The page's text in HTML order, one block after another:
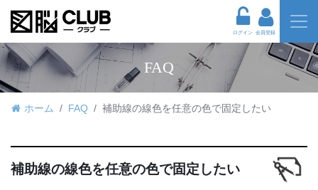
ログイン 会員登録
FAQ
ホーム FAQ 補助線の線色を任意の色で固定したい
補助線の線色を任意の色で固定したい